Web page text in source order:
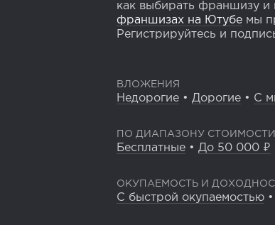
как выбирать франшизу и
франшизах на Ютубе мы
Регистрируйтесь и
ВЛОЖЕНИЯ
Недорогие • Дорогие • С
ПО ДИАПАЗОНУ СТОИМОСТИ
Бесплатные • До 50 000 ₽
ОКУПАЕМОСТЬ И
С быстрой окупаемостью •